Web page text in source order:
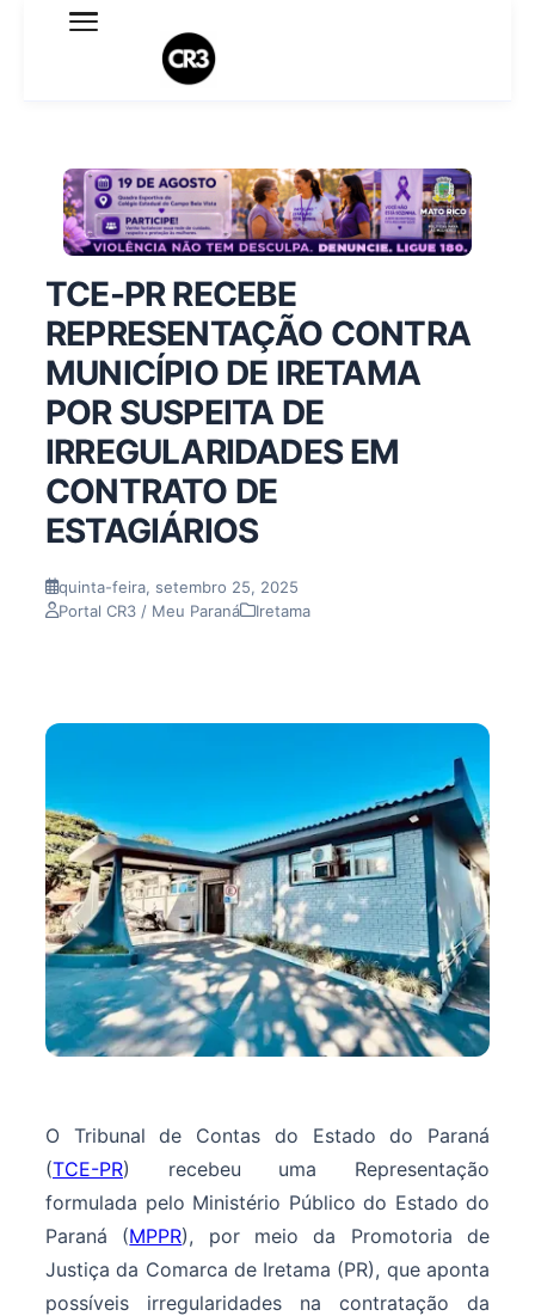
Expediente
Termo de Uso
Sobre o blog
TCE-PR RECEBE
REPRESENTAÇÃO CONTRA
MUNICÍPIO DE IRETAMA
POR SUSPEITA DE
IRREGULARIDADES EM
CONTRATO DE
ESTAGIÁRIOS
quinta-feira, setembro 25, 2025
Portal CR3 / Meu Paraná
Iretama
O Tribunal de Contas do Estado do Paraná
(TCE-PR) recebeu uma Representação
formulada pelo Ministério Público do Estado do
Paraná (MPPR), por meio da Promotoria de
Justiça da Comarca de Iretama (PR), que aponta
possíveis irregularidades na contratação da